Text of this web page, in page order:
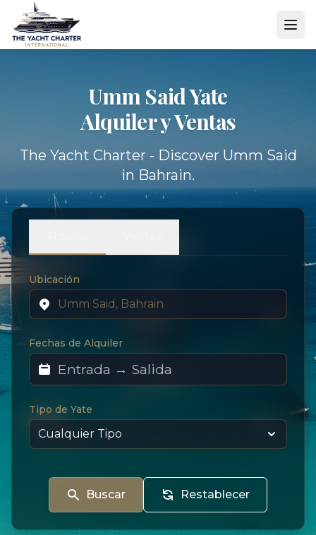
Umm Said Yate
Alquiler y Ventas
The Yacht Charter - Discover Umm Said
in Bahrain.
Ubicación
Fechas de Alquiler
Tipo de Yate
Buscar Restablecer